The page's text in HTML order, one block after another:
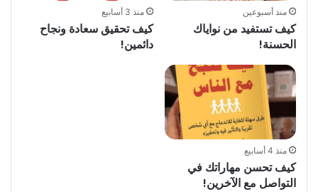
منذ أسبوعين
كيف تستفيد من نواياك
الحسنة!
منذ 3 أسابيع
كيف تحقيق سعادة ونجاح
دائمين!
منذ 4 أسابيع
كيف تحسن مهاراتك في
التواصل مع الآخرين!